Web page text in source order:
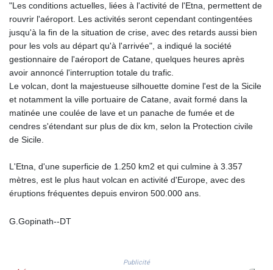
GTQ 8.794891
GYD 241.157003
HKD 9.067746
HNL 30.895616
HRK 7.536622
HTG 150.718127
HUF 363.096405
IDR 20580.370421
ILS 3.468234
IMP 0.8566
IRR
1590322.371805
ISK 142.598215
KES 149.158147
"Les conditions actuelles, liées à l'activité de l'Etna, permettent de
rouvrir l'aéroport. Les activités seront cependant contingentées
jusqu'à la fin de la situation de crise, avec des retards aussi bien
pour les vols au départ qu'à l'arrivée", a indiqué la société
gestionnaire de l'aéroport de Catane, quelques heures après
avoir annoncé l'interruption totale du trafic.
Le volcan, dont la majestueuse silhouette domine l'est de la Sicile
et notamment la ville portuaire de Catane, avait formé dans la
matinée une coulée de lave et un panache de fumée et de
cendres s'étendant sur plus de dix km, selon la Protection civile
de Sicile.
L'Etna, d'une superficie de 1.250 km2 et qui culmine à 3.357
mètres, est le plus haut volcan en activité d'Europe, avec des
éruptions fréquentes depuis environ 500.000 ans.
G.Gopinath--DT
Publicité